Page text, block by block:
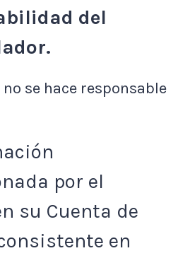
del
se hace responsable
por el
su Cuenta de
en